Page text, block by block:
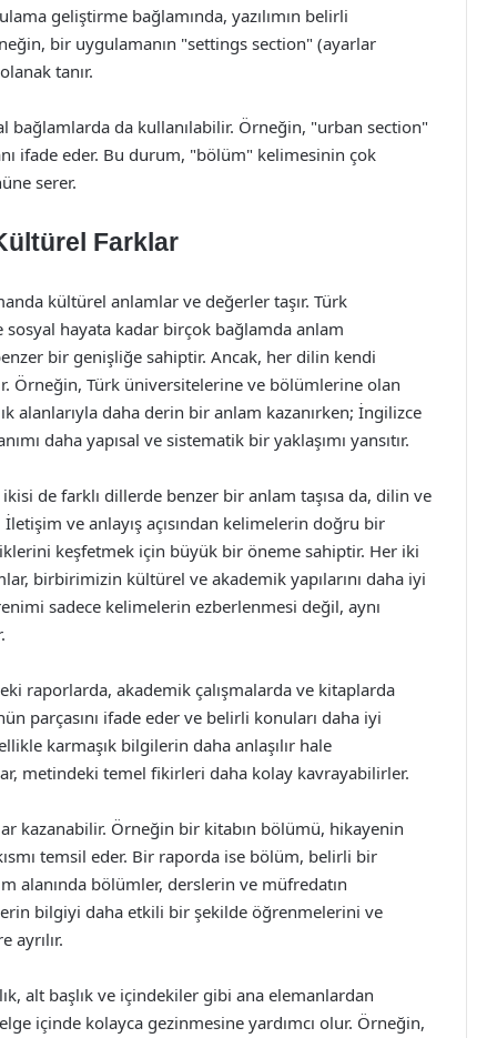
geliştirme bağlamında, yazılımın belirli
bir uygulamanın "settings section" (ayarlar
tanır.
bağlamlarda da kullanılabilir. Örneğin, "urban section"
ifade eder. Bu durum, "bölüm" kelimesinin çok
serer.
Farklar
kültürel anlamlar ve değerler taşır. Türk
hayata kadar birçok bağlamda anlam
bir genişliğe sahiptir. Ancak, her dilin kendi
Örneğin, Türk üniversitelerine ve bölümlerine olan
alanlarıyla daha derin bir anlam kazanırken; İngilizce
daha yapısal ve sistematik bir yaklaşımı yansıtır.
de farklı dillerde benzer bir anlam taşısa da, dilin ve
ve anlayış açısından kelimelerin doğru bir
keşfetmek için büyük bir öneme sahiptir. Her iki
birbirimizin kültürel ve akademik yapılarını daha iyi
sadece kelimelerin ezberlenmesi değil, aynı
raporlarda, akademik çalışmalarda ve kitaplarda
parçasını ifade eder ve belirli konuları daha iyi
karmaşık bilgilerin daha anlaşılır hale
metindeki temel fikirleri daha kolay kavrayabilirler.
kazanabilir. Örneğin bir kitabın bölümü, hikayenin
temsil eder. Bir raporda ise bölüm, belirli bir
alanında bölümler, derslerin ve müfredatın
bilgiyi daha etkili bir şekilde öğrenmelerini ve
ayrılır.
alt başlık ve içindekiler gibi ana elemanlardan
içinde kolayca gezinmesine yardımcı olur. Örneğin,